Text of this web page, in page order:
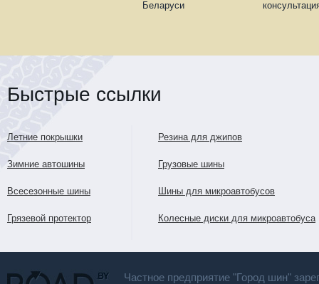
Беларуси
Быстрые ссылки
Летние покрышки
Зимние автошины
Всесезонные шины
Грязевой протектор
Резина для джипов
Грузовые шины
Шины для микроавтобусов
Колесные диски для микроавтобуса
Частное предприятие "Город шин"